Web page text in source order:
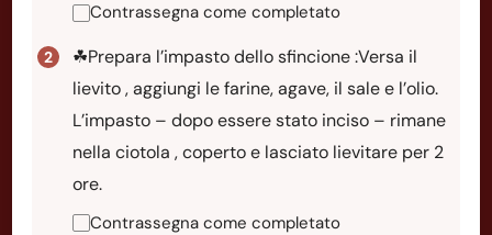
Contrassegna come completato
☘Prepara l’impasto dello sfincione :Versa il
lievito , aggiungi le farine, agave, il sale e l’olio.
L’impasto – dopo essere stato inciso – rimane
nella ciotola , coperto e lasciato lievitare per 2
ore.
Contrassegna come completato